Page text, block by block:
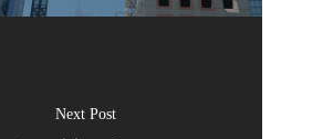
Next Post